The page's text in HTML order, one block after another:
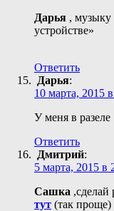
Дарья , музыку
устройстве»
Ответить
Дарья:
10 марта, 2015
У меня в разеле
Ответить
Дмитрий:
5 марта, 2015 в
Сашка ,сделай
тут (так проще)